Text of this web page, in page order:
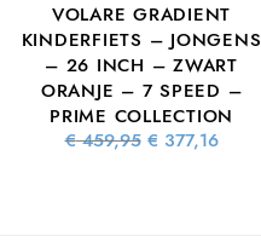
VOLARE GRADIENT
KINDERFIETS – JONGENS
– 26 INCH – ZWART
ORANJE – 7 SPEED –
PRIME COLLECTION
€459,95 Oorspronkelijke
prijs was:
€ 377,16